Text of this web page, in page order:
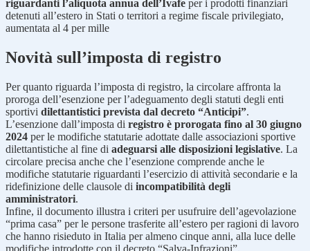
riguardanti l’aliquota annua dell’Ivafe per i prodotti finanziari
detenuti all’estero in Stati o territori a regime fiscale privilegiato,
aumentata al 4 per mille
Novità sull’imposta di registro
Per quanto riguarda l’imposta di registro, la circolare affronta la
proroga dell’esenzione per l’adeguamento degli statuti degli enti
sportivi dilettantistici prevista dal decreto “Anticipi”.
L’esenzione dall’imposta di registro è prorogata fino al 30 giugno
2024 per le modifiche statutarie adottate dalle associazioni sportive
dilettantistiche al fine di adeguarsi alle disposizioni legislative. La
circolare precisa anche che l’esenzione comprende anche le
modifiche statutarie riguardanti l’esercizio di attività secondarie e la
ridefinizione delle clausole di incompatibilità degli
amministratori.
Infine, il documento illustra i criteri per usufruire dell’agevolazione
“prima casa” per le persone trasferite all’estero per ragioni di lavoro
che hanno risieduto in Italia per almeno cinque anni, alla luce delle
modifiche introdotte con il decreto “Salva-Infrazioni”.